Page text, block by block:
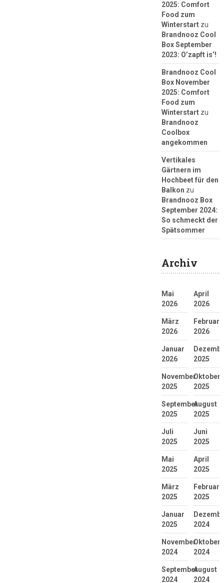
2025: Comfort
Food zum
Winterstartzu
Brandnooz Cool
Box September
2023: O’zapft is‘!
Brandnooz Cool
Box November
2025: Comfort
Food zum
Winterstartzu
Brandnooz
Coolbox
angekommen
Vertikales
Gärtnern im
Hochbeet für den
Balkon zu
Brandnooz Box
September 2024:
So schmeckt der
Spätsommer
Archiv
Mai
2026
April
2026
März
2026
Februar
2026
Januar
2026
2025
November
2025
Oktober
2025
September
2025
August
2025
Juli
2025
Juni
2025
Mai
2025
April
2025
März
2025
Februar
2025
Januar
2025
2024
November
2024
Oktober
2024
September
2024
August
2024